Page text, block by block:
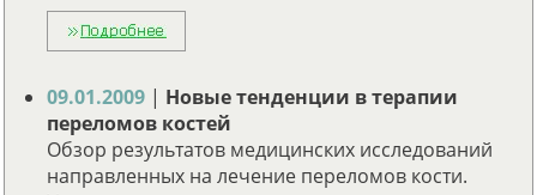
09.01.2009 | Новые тенденции в терапии
переломов костей
Обзор результатов медицинских исследований
направленных на лечение переломов кости.